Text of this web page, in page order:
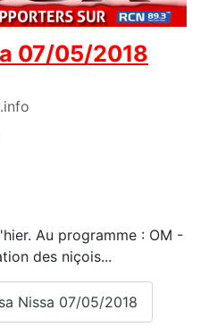
07/05/2018
Au programme : OM -
des niçois...
Nissa 07/05/2018